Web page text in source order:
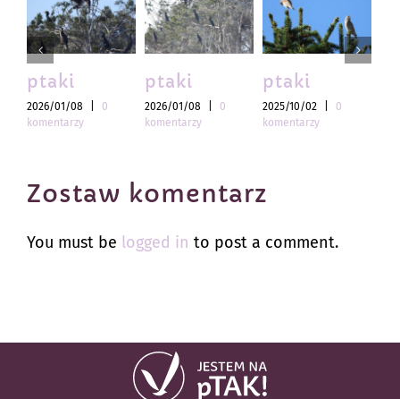
ptaki
2026/01/08
0
komentarzy
ptaki
2026/01/08
0
komentarzy
ptaki
2025/10/02
0
komentarzy
Zostaw komentarz
You must be logged in to post a comment.